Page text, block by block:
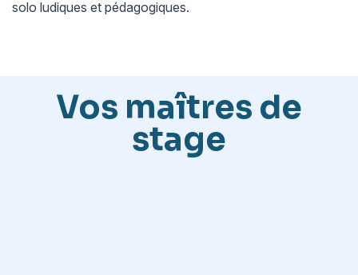
solo ludiques et pédagogiques.
Vos maîtres de
stage